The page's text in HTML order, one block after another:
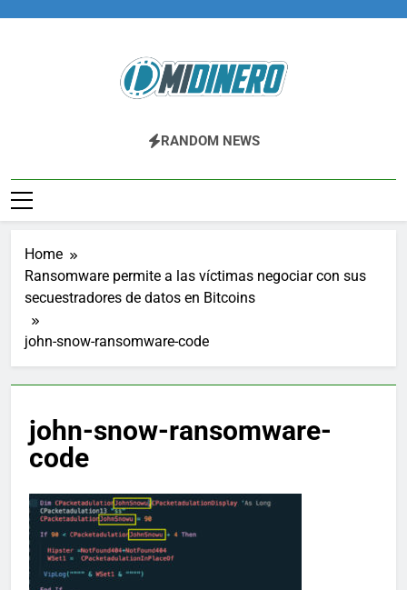
Midinero.co
Fintech, Criptomonedas
RANDOM NEWS
Home
Ransomware permite a las víctimas negociar con sus
secuestradores de datos en Bitcoins
john-snow-ransomware-code
john-snow-ransomware-
code